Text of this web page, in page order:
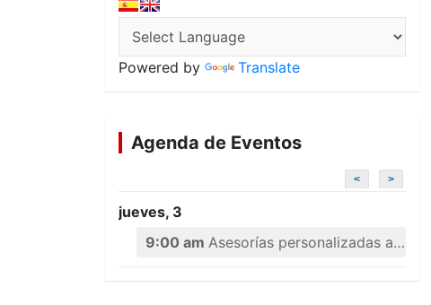
Powered by Translate
Agenda de Eventos
< >
jueves, 3
9:00 am Asesorías personalizadas a emprendedores